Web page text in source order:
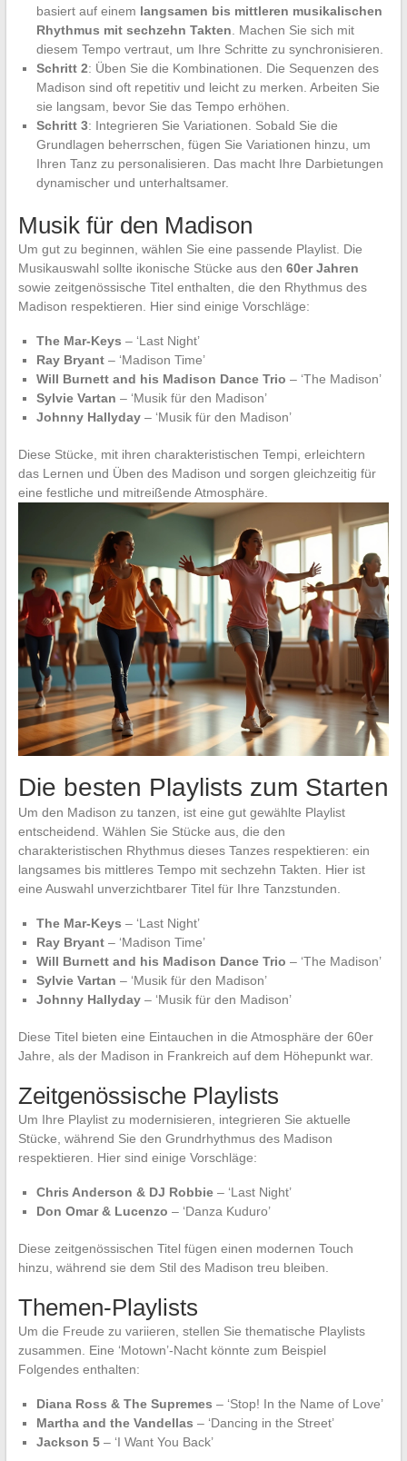
basiert auf einem langsamen bis mittleren musikalischen
Rhythmus mit sechzehn Takten . Machen Sie sich mit
diesem Tempo vertraut, um Ihre Schritte zu synchronisieren.
Schritt 2: Üben Sie die Kombinationen. Die Sequenzen des
Madison sind oft repetitiv und leicht zu merken. Arbeiten Sie
sie langsam, bevor Sie das Tempo erhöhen.
Schritt 3: Integrieren Sie Variationen. Sobald Sie die
Grundlagen beherrschen, fügen Sie Variationen hinzu, um
Ihren Tanz zu personalisieren. Das macht Ihre Darbietungen
dynamischer und unterhaltsamer.
Musik für den Madison
Um gut zu beginnen, wählen Sie eine passende Playlist. Die
Musikauswahl sollte ikonische Stücke aus den 60er Jahren
sowie zeitgenössische Titel enthalten, die den Rhythmus des
Madison respektieren. Hier sind einige Vorschläge:
The Mar-Keys – ‘Last Night’
Ray Bryant– ‘Madison Time’
Will Burnett and his Madison Dance Trio – ‘The Madison’
Sylvie Vartan – ‘Musik für den Madison’
Johnny Hallyday– ‘Musik für den Madison’
Diese Stücke, mit ihren charakteristischen Tempi, erleichtern
das Lernen und Üben des Madison und sorgen gleichzeitig für
eine festliche und mitreißende Atmosphäre.
Die besten Playlists zum Starten
Um den Madison zu tanzen, ist eine gut gewählte Playlist
entscheidend. Wählen Sie Stücke aus, die den
charakteristischen Rhythmus dieses Tanzes respektieren: ein
langsames bis mittleres Tempo mit sechzehn Takten. Hier ist
eine Auswahl unverzichtbarer Titel für Ihre Tanzstunden.
The Mar-Keys – ‘Last Night’
Ray Bryant– ‘Madison Time’
Will Burnett and his Madison Dance Trio – ‘The Madison’
Sylvie Vartan – ‘Musik für den Madison’
Johnny Hallyday– ‘Musik für den Madison’
Diese Titel bieten eine Eintauchen in die Atmosphäre der 60er
Jahre, als der Madison in Frankreich auf dem Höhepunkt war.
Zeitgenössische Playlists
Um Ihre Playlist zu modernisieren, integrieren Sie aktuelle
Stücke, während Sie den Grundrhythmus des Madison
respektieren. Hier sind einige Vorschläge:
Chris Anderson & DJ Robbie– ‘Last Night’
Don Omar & Lucenzo – ‘Danza Kuduro’
Diese zeitgenössischen Titel fügen einen modernen Touch
hinzu, während sie dem Stil des Madison treu bleiben.
Themen-Playlists
Um die Freude zu variieren, stellen Sie thematische Playlists
zusammen. Eine ‘Motown’-Nacht könnte zum Beispiel
Folgendes enthalten:
Diana Ross & The Supremes – ‘Stop! In the Name of Love’
Martha and the Vandellas – ‘Dancing in the Street’
Jackson 5– ‘I Want You Back’